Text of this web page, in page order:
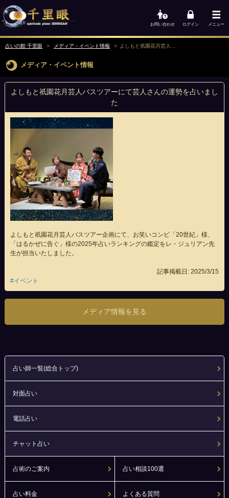
お問い合わせ ログイン メニュー
占いの館 千里眼 メディア・イベント情報 よしもと祇園花月芸人バスツアーにて芸人さんの運勢を占いました
メディア・イベント情報
よしもと祇園花月芸人バスツアーにて芸人さんの運勢を占いまし
た
よしもと祇園花月芸人バスツアー企画にて、お笑いコンビ「20世紀」様、
「はるかぜに告ぐ」様の2025年占いランキングの鑑定をレ・ジュリアン先
生が担当いたしました。
記事掲載日: 2025/3/15
#イベント
メディア情報を見る
占い師一覧(総合トップ)
対面占い
電話占い
チャット占い
占術のご案内 占い相談100選
占い料金 よくある質問